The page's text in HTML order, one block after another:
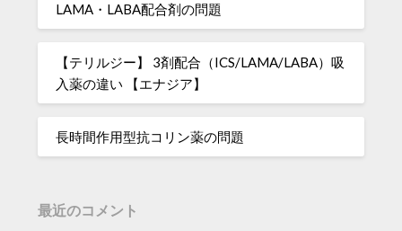
LAMA・LABA配合剤の問題
【テリルジー】 3剤配合（ICS/LAMA/LABA）吸
入薬の違い 【エナジア】
長時間作用型抗コリン薬の問題
最近のコメント